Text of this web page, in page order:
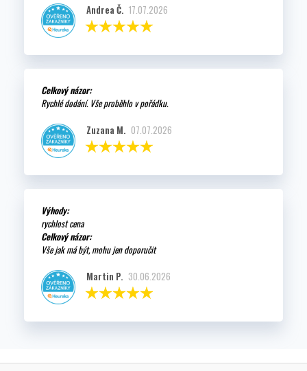
Andrea Č. 17.07.2026
Celkový názor:
Rychlé dodání. Vše proběhlo v pořádku.
Zuzana M. 07.07.2026
Výhody:
rychlost cena
Celkový názor:
Vše jak má být, mohu jen doporučit
Martin P. 30.06.2026